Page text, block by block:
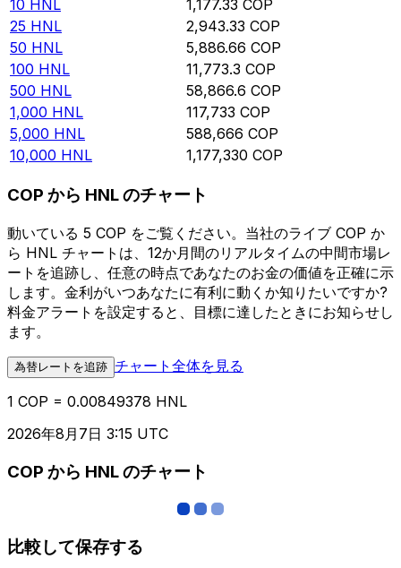
10 HNL 1,177.33 COP
25 HNL 2,943.33 COP
50 HNL 5,886.66 COP
100 HNL 11,773.3 COP
500 HNL 58,866.6 COP
1,000 HNL 117,733 COP
5,000 HNL 588,666 COP
10,000 HNL 1,177,330 COP
COP から HNL のチャート
動いている 5 COP をご覧ください。当社のライブ COP か
ら HNL チャートは、12か月間のリアルタイムの中間市場レ
ートを追跡し、任意の時点であなたのお金の価値を正確に示
します。金利がいつあなたに有利に動くか知りたいですか?
料金アラートを設定すると、目標に達したときにお知らせし
ます。
為替レートを追跡 チャート全体を見る
1 COP = 0.00849378 HNL
2026年8月7日 3:15 UTC
COP から HNL のチャート
比較して保存する